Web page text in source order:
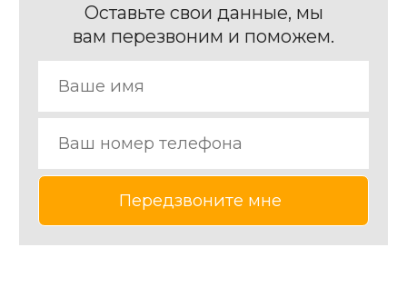
Оставьте свои данные, мы
вам перезвоним и поможем.